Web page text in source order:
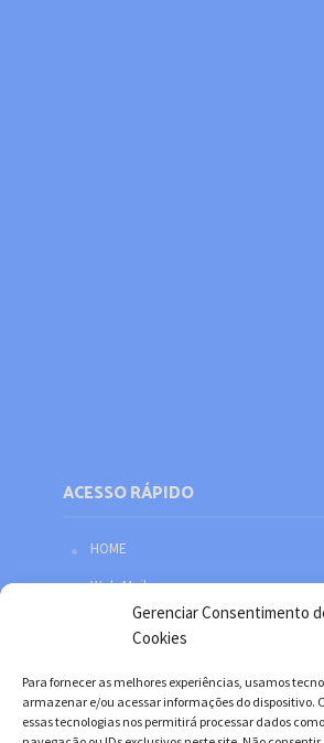
Gerenciar Consentimento
Cookies
Para fornecer as melhores experiências, usamos
armazenar e/ou acessar informações do dispositivo.
essas tecnologias nos permitirá processar dados
ACESSO RÁPIDO
HOME
Web Mail
Política de privacidade
Facebook
Twitter